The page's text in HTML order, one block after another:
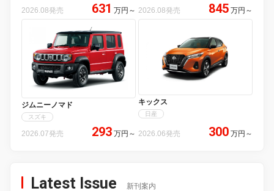
2026.08発売 631 万円 ～ 2026.08発売 845 万円 ～
ジムニーノマド
スズキ
2026.07発売 293 万円 ～
キックス
日産
2026.06発売 300 万円 ～
Latest Issue 新刊案内